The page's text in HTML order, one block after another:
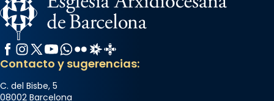
Facebook
Instagram
X / Twitter
YouTube
WhatsApp
FlickrRadio Estel
Catalunya Cristiana
Contacto y sugerencias:
C. del Bisbe, 5
08002 Barcelona